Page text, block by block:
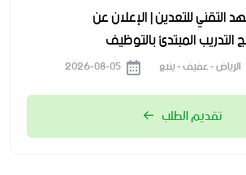
التقني للتعدين | الإعلان عن
التدريب المبتدئ بالتوظيف
الرياض - عفيف - ينبع
تقديم الطلب